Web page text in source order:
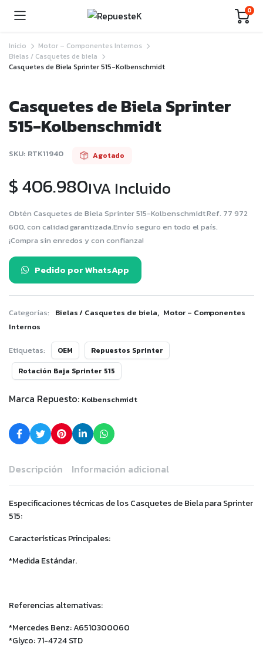
0
Inicio
Motor – Componentes Internos
Bielas / Casquetes de biela
Casquetes de Biela Sprinter 515-Kolbenschmidt
Casquetes de Biela Sprinter
515-Kolbenschmidt
SKU: RTK11940 Agotado
$406.980IVA Incluido
Obtén Casquetes de Biela Sprinter 515-Kolbenschmidt Ref. 77 972
600, con calidad garantizada.Envío seguro en todo el país.
¡Compra sin enredos y con confianza!
Pedido por WhatsApp
Categorías: Bielas / Casquetes de biela, Motor – Componentes
Internos
Etiquetas: OEM
Repuestos Sprinter
Rotación Baja Sprinter 515
Marca Repuesto: Kolbenschmidt
Descripción Información adicional
Especificaciones técnicas de los Casquetes de Biela para Sprinter
515:
Características Principales:
*Medida Estándar.
Referencias alternativas:
*Mercedes Benz: A6510300060
*Glyco: 71-4724 STD